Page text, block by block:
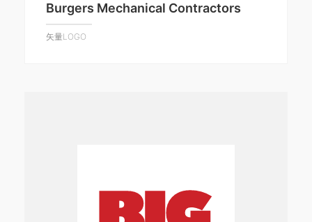
Burgers Mechanical Contractors
矢量LOGO